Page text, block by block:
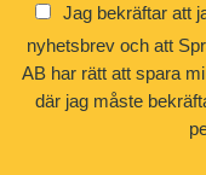
Jag bekräftar att
nyhetsbrev och att
AB har rätt att spara
där jag måste